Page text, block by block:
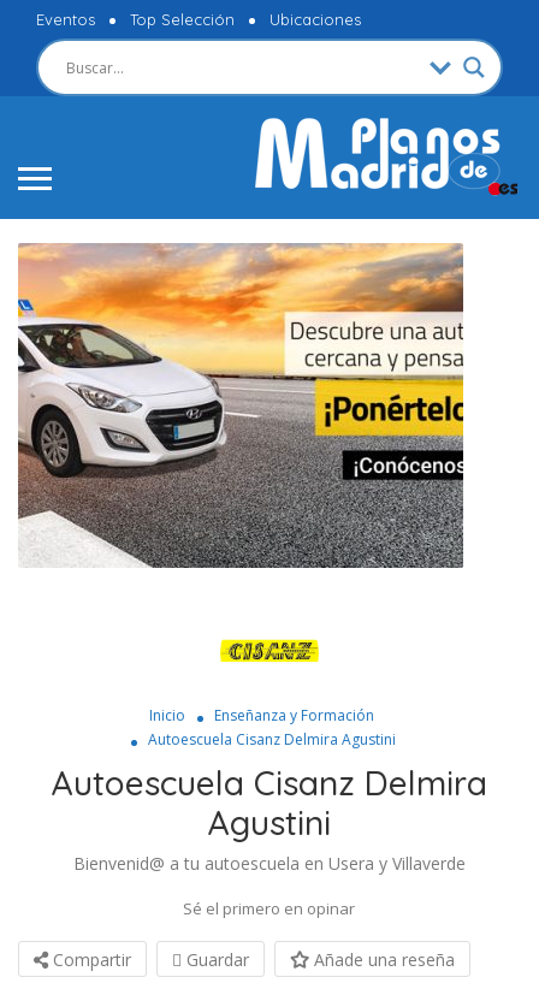
Eventos Top Selección Ubicaciones
Inicio
Enseñanza y Formación
Autoescuela Cisanz Delmira Agustini
Autoescuela Cisanz Delmira
Agustini
Bienvenid@ a tu autoescuela en Usera y Villaverde
Sé el primero en opinar
Compartir Guardar Añade una reseña